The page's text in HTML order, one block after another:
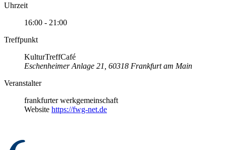
Uhrzeit
16:00 - 21:00
Treffpunkt
KulturTreffCafé
Eschenheimer Anlage 21, 60318 Frankfurt am Main
Veranstalter
frankfurter werkgemeinschaft
Website https://fwg-net.de